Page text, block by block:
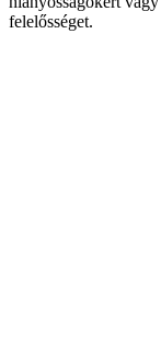
felelősséget.